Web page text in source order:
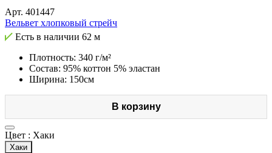
Арт. 401447
Вельвет хлопковый стрейч
Есть в наличии 62 м
Плотность: 340 г/м²
Состав: 95% коттон 5% эластан
Ширина: 150см
В корзину
Цвет : Хаки
Хаки